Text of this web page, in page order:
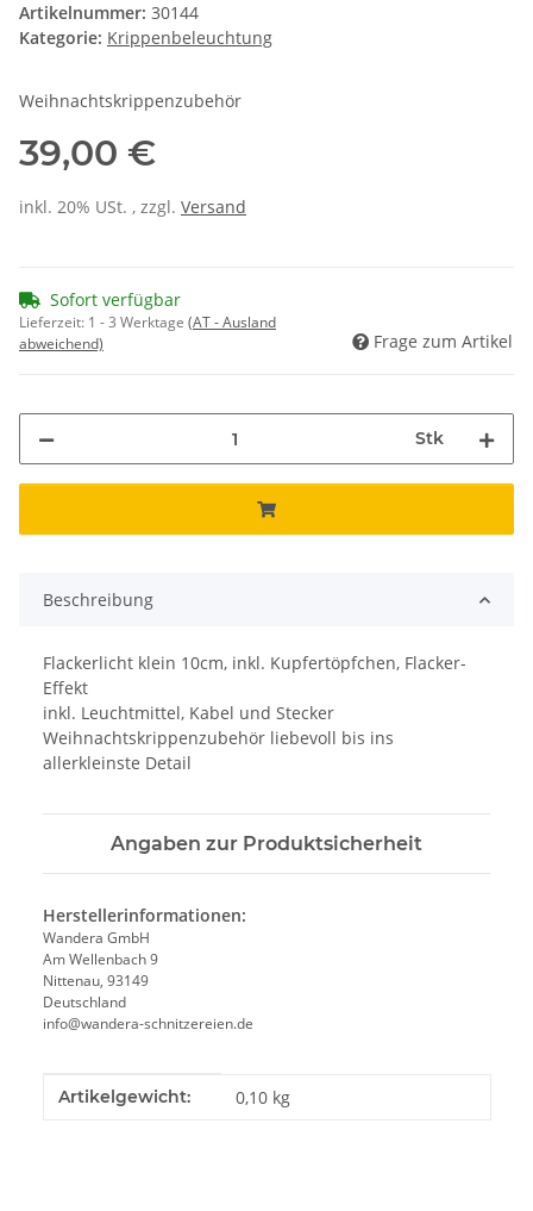
Artikelnummer: 30144
Kategorie: Krippenbeleuchtung
Weihnachtskrippenzubehör
39,00 €
inkl. 20% USt. , zzgl. Versand
Sofort verfügbar
Lieferzeit: 1 - 3 Werktage (AT - Ausland
abweichend)
Frage zum Artikel
Stk
Beschreibung
Flackerlicht klein 10cm, inkl. Kupfertöpfchen, Flacker-
Effekt
inkl. Leuchtmittel, Kabel und Stecker
Weihnachtskrippenzubehör liebevoll bis ins
allerkleinste Detail
Angaben zur Produktsicherheit
Herstellerinformationen:
Wandera GmbH
Am Wellenbach 9
Nittenau, 93149
Deutschland
info@wandera-schnitzereien.de
Produkteigenschaft
Wert
Artikelgewicht: 0,10 kg